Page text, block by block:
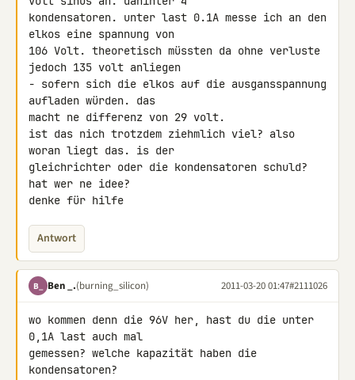
kondensatoren. unter last 0.1A messe ich an den
elkos eine spannung von
106 Volt. theoretisch müssten da ohne verluste
jedoch 135 volt anliegen
- sofern sich die elkos auf die ausgansspannung
aufladen würden. das
macht ne differenz von 29 volt.
ist das nich trotzdem ziehmlich viel? also
woran liegt das. is der
gleichrichter oder die kondensatoren schuld?
hat wer ne idee?
denke für hilfe
Antwort
B_ Ben _.(burning_silicon) 2011-03-20 01:47#2111026
wo kommen denn die 96V her, hast du die unter
0,1A last auch mal
gemessen? welche kapazität haben die
kondensatoren?